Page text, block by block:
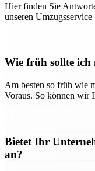
Hier finden Sie
unseren
Wie früh sollte ich
Am besten so früh wie
Voraus. So können wir
Bietet Ihr
an?